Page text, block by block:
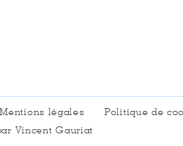
Mentions légales
Politique de
Vincent Gauriat